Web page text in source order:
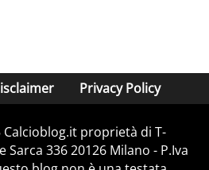
Privacy Policy
proprietà di T-
Sarca 336 20126 Milano - P.Iva